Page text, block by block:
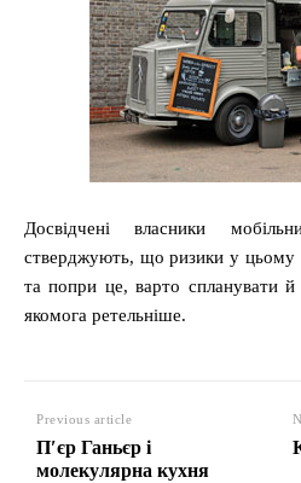
Досвідчені власники
стверджують, що ризики у цьому
та попри це, варто спланувати й
якомога ретельніше.
Previous article
П′єр Ганьєр і
молекулярна кухня